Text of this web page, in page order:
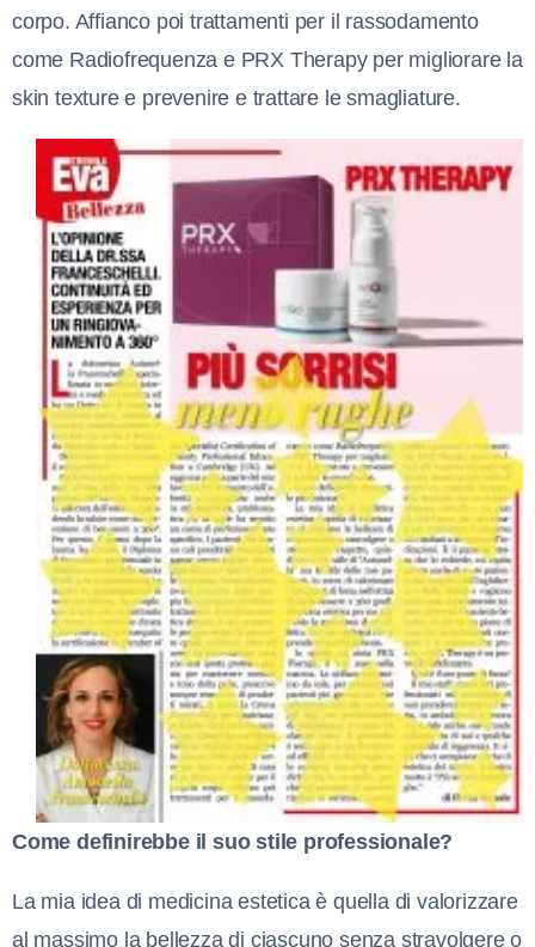
corpo. Affianco poi trattamenti per il rassodamento
come Radiofrequenza e PRX Therapy per migliorare la
skin texture e prevenire e trattare le smagliature.
Come definirebbe il suo stile professionale?
La mia idea di medicina estetica è quella di valorizzare
al massimo la bellezza di ciascuno senza stravolgere o